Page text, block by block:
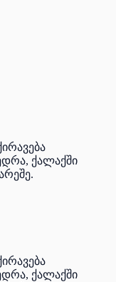
ქალაქში
ქალაქში